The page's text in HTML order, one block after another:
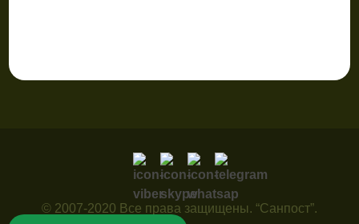
© 2007-2020 Все права защищены. “Санпост”.